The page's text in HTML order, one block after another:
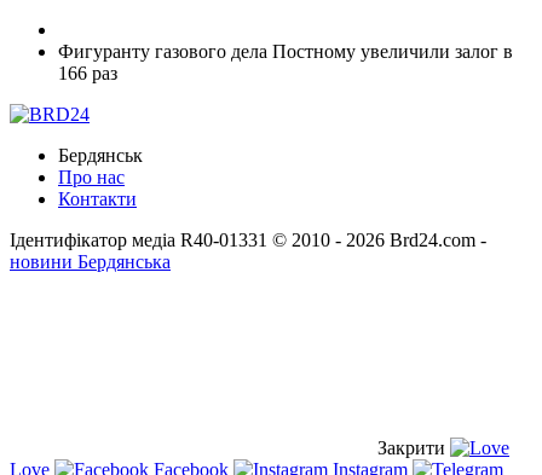
Фигуранту газового дела Постному увеличили залог в
166 раз
Бердянськ
Про нас
Контакти
Ідентифікатор медіа R40-01331 © 2010 - 2026 Brd24.com -
новини Бердянська
Закрити
Love
Facebook
Instagram